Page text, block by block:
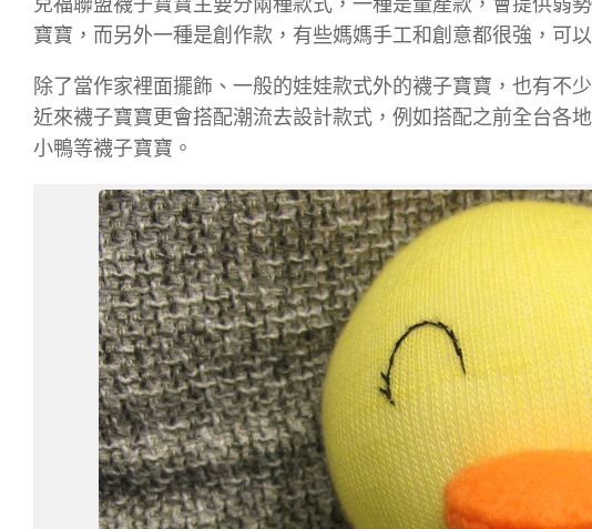
寶寶，而另外一種是創作款，有些媽媽手工和創意都很強，可
除了當作家裡面擺飾、一般的娃娃款式外的襪子寶寶，也有不
近來襪子寶寶更會搭配潮流去設計款式，例如搭配之前全台各
小鴨等襪子寶寶。